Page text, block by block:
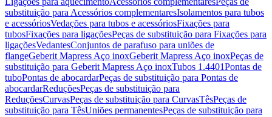
substituição para Acessórios complementaresIsolamentos para tubos
e acessóriosVedações para tubos e acessóriosFixações para
tubosFixações para ligaçõesPeças de substituição para Fixações para
ligaçõesVedantesConjuntos de parafuso para uniões de
flangeGeberit Mapress Aço inoxGeberit Mapress Aço inoxPeças de
substituição para Geberit Mapress Aço inoxTubos 1.4401Pontas de
tuboPontas de abocardarPeças de substituição para Pontas de
abocardarReduçõesPeças de substituição para
ReduçõesCurvasPeças de substituição para CurvasTêsPeças de
substituição para TêsUniões permanentesPeças de substituição para